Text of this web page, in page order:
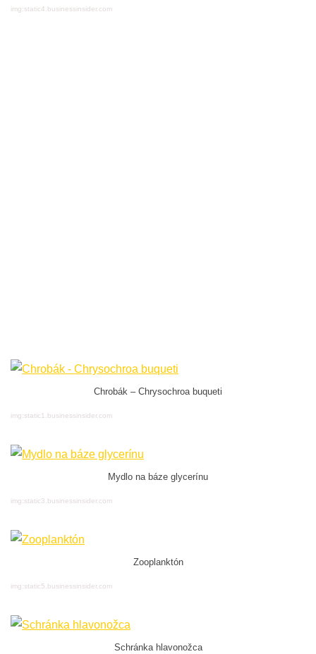
img:static4.businessinsider.com
Chrobák – Chrysochroa buqueti
img:static1.businessinsider.com
Mydlo na báze glycerínu
img:static3.businessinsider.com
Zooplanktón
img:static5.businessinsider.com
Schránka hlavonožca